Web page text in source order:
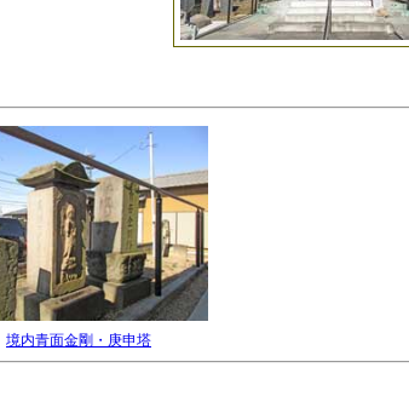
境内青面金剛・庚申塔